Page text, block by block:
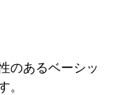
のあるベーシッ
。